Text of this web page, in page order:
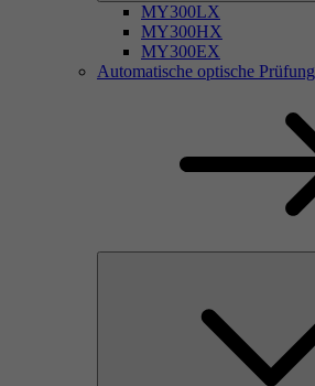
MY300LX
MY300HX
MY300EX
Automatische optische Prüfung